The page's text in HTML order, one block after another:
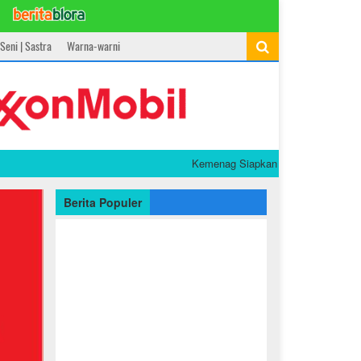
Seni | Sastra Warna-warni
Kemenag Siapkan 90 Buku PAI dan
Berita Populer